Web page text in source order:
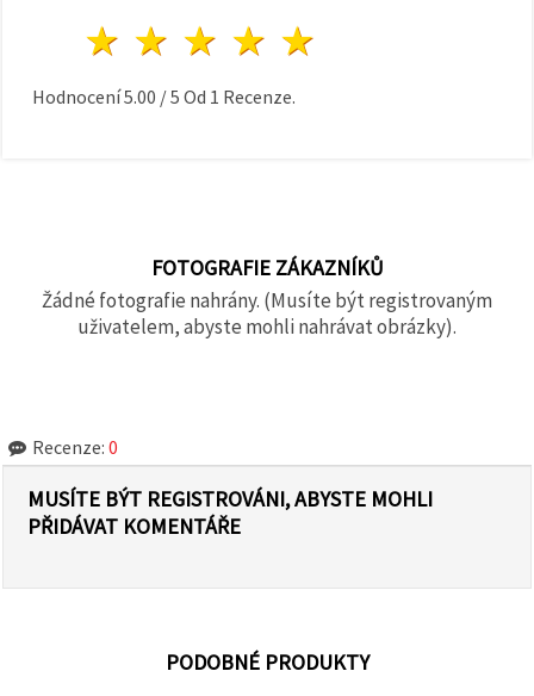
4 hvězdy
3 hvězdy
2 hvězdy
1 hvězda
Hodnocení5.00 /5 Od 1 Recenze.
FOTOGRAFIE ZÁKAZNÍKŮ
Žádné fotografie nahrány. (Musíte být registrovaným
uživatelem, abyste mohli nahrávat obrázky).
Recenze: 0
MUSÍTE BÝT REGISTROVÁNI, ABYSTE MOHLI
PŘIDÁVAT KOMENTÁŘE
PODOBNÉ PRODUKTY